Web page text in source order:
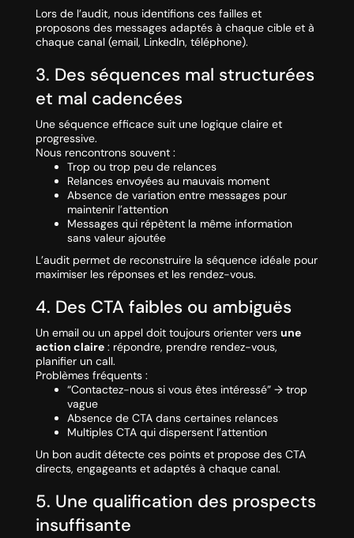
Lors de l’audit, nous identifions ces failles et
proposons des messages adaptés à chaque cible et à
chaque canal (email, LinkedIn, téléphone).
3. Des séquences mal structurées
et mal cadencées
Une séquence efficace suit une logique claire et
progressive.
Nous rencontrons souvent :
Trop ou trop peu de relances
Relances envoyées au mauvais moment
Absence de variation entre messages pour
maintenir l’attention
Messages qui répètent la même information
sans valeur ajoutée
L’audit permet de reconstruire la séquence idéale pour
maximiser les réponses et les rendez-vous.
4. Des CTA faibles ou ambiguës
Un email ou un appel doit toujours orienter vers une
action claire: répondre, prendre rendez-vous,
planifier un call.
Problèmes fréquents :
“Contactez-nous si vous êtes intéressé” → trop
vague
Absence de CTA dans certaines relances
Multiples CTA qui dispersent l’attention
Un bon audit détecte ces points et propose des CTA
directs, engageants et adaptés à chaque canal.
5. Une qualification des prospects
insuffisante